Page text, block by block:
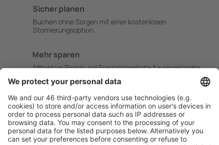
Sicher planen
Buchen ohne Sorgen mit einer kostenlosen
Stornierungsoption.
Mehr sparen
Attraktive Preise und Spezialangebote für eingeloggte
Unterkünfte, die Sie mögen
Wählen Sie aus über 1,3 Millionen Unterkünften: Hotels,
Hütten, Apartments und andere.